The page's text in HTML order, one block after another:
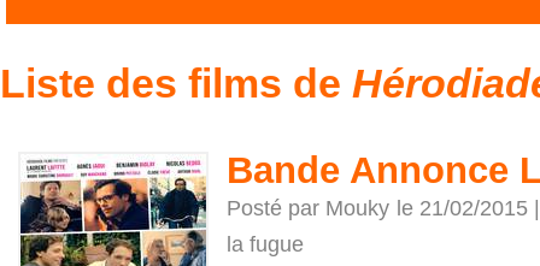
Liste des films de
Bande Annonce
Posté par Mouky le 21/02/2015
la fugue